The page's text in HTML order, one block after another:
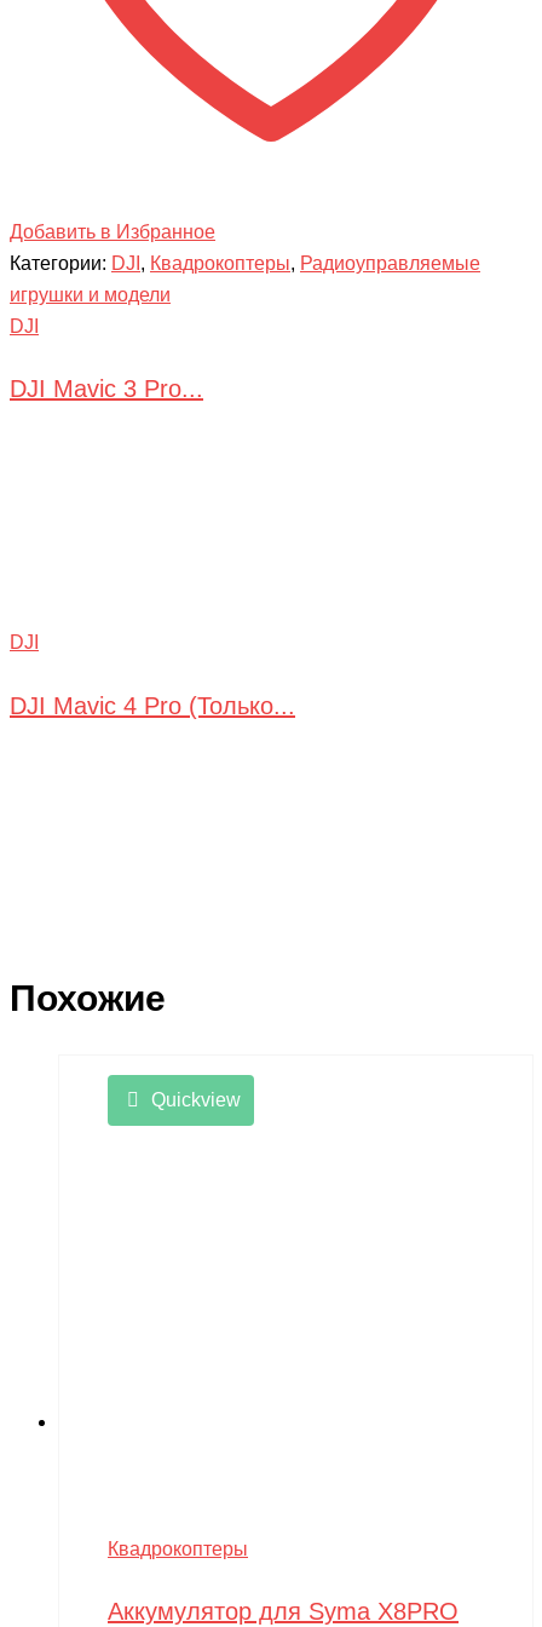
Добавить в Избранное
Категории: DJI , Квадрокоптеры, Радиоуправляемые
игрушки и модели
DJI
DJI Mavic 3 Pro...
DJI
DJI Mavic 4 Pro (Только...
Похожие
Quickview
Квадрокоптеры
Аккумулятор для Syma X8PRO